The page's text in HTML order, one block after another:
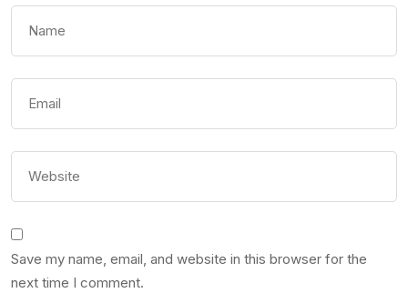
Save my name, email, and website in this browser for the
next time I comment.